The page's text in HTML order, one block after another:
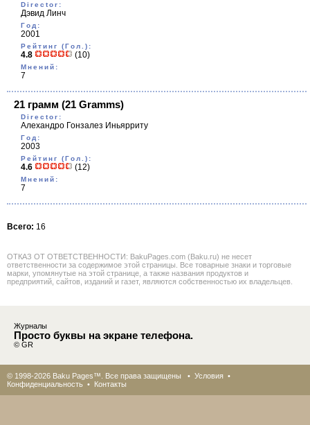
Director:
Дэвид Линч
Год:
2001
Рейтинг (Гол.):
4.8 (10)
Мнений:
7
21 грамм (21 Gramms)
Director:
Алехандро Гонзалез Иньярриту
Год:
2003
Рейтинг (Гол.):
4.6 (12)
Мнений:
7
Всего: 16
ОТКАЗ ОТ ОТВЕТСТВЕННОСТИ: BakuPages.com (Baku.ru) не несет
ответственности за содержимое этой страницы. Все товарные знаки и торговые
марки, упомянутые на этой странице, а также названия продуктов и
предприятий, сайтов, изданий и газет, являются собственностью их владельцев.
Журналы
Просто буквы на экране телефона.
© GR
© 1998-2026 Baku Pages™. Все права защищены • Условия •
Конфиденциальность • Контакты